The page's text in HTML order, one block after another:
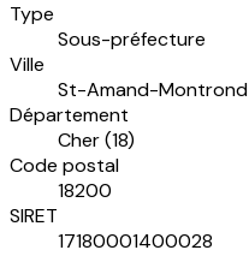
Type
Sous-préfecture
Ville
St-Amand-Montrond
Département
Cher (18)
Code postal
18200
SIRET
17180001400028